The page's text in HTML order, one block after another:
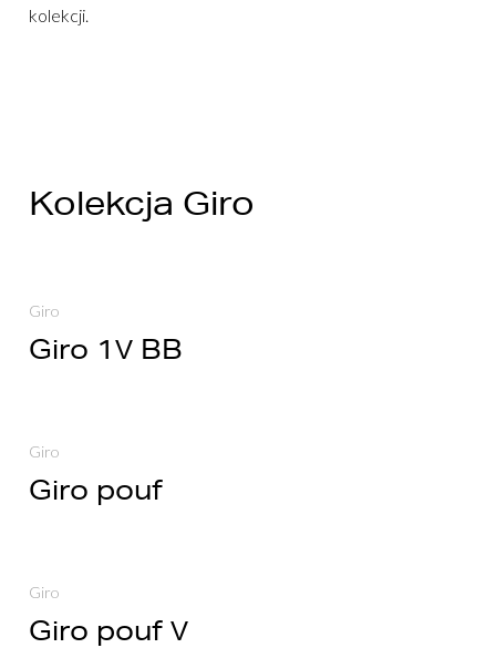
kolekcji.
Kolekcja Giro
Giro
Giro 1V BB
Giro
Giro pouf
Giro
Giro pouf V